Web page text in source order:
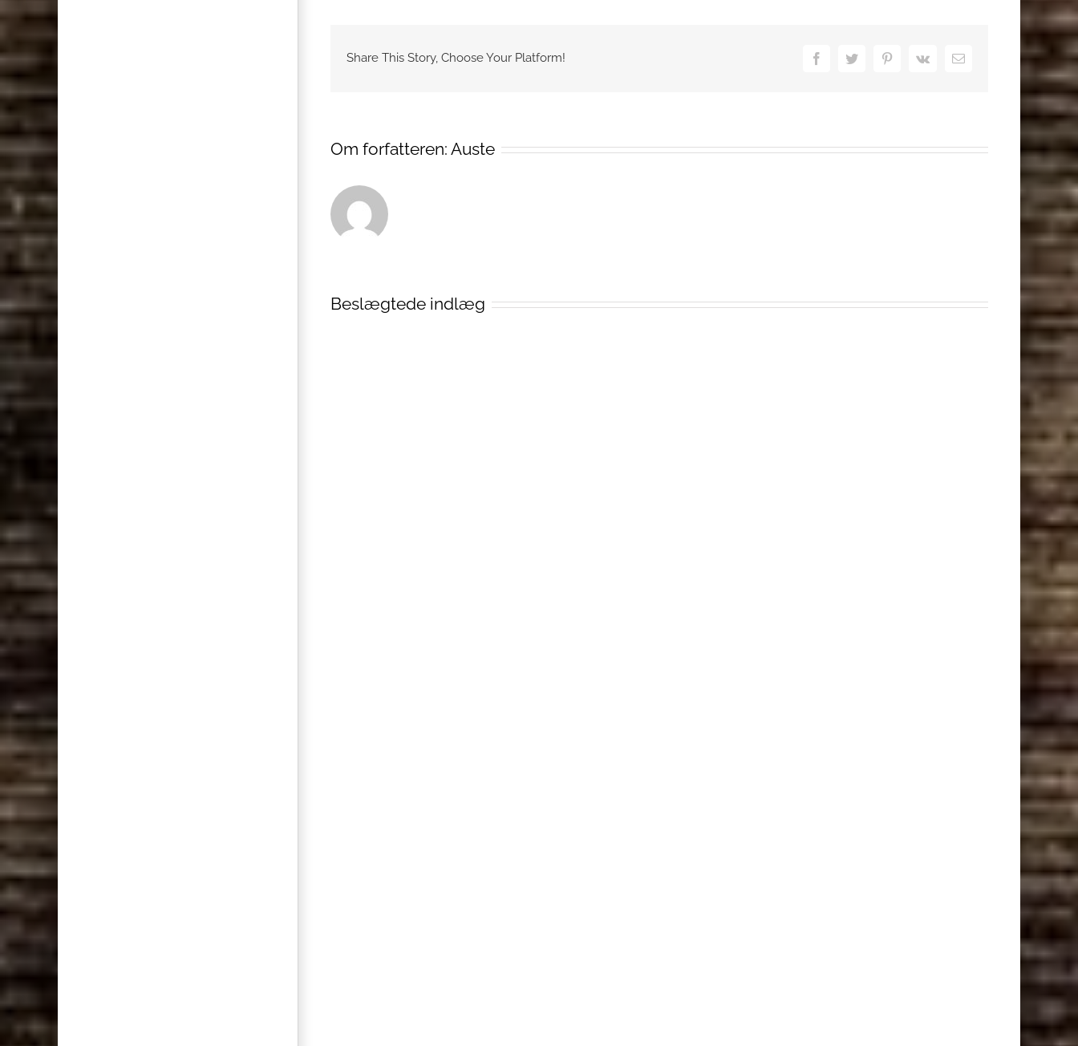
Share This Story, Choose Your Platform! FacebookTwitter PinterestVk Email
Om forfatteren: Auste
Beslægtede indlæg